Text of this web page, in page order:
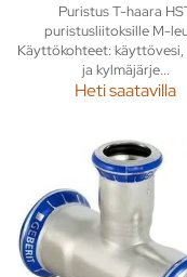
Puristus T-haara
puristusliitoksille M-
Käyttökohteet:
ja kylmäjärje...
Heti saatavilla